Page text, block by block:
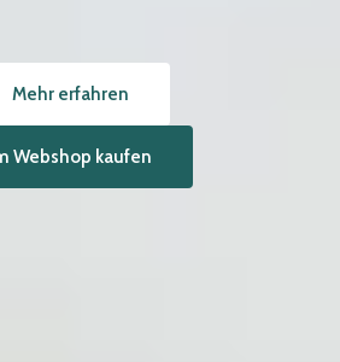
Mehr erfahren
Webshop kaufen